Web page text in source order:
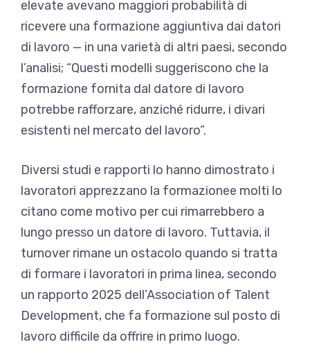
elevate avevano maggiori probabilità di
ricevere una formazione aggiuntiva dai datori
di lavoro — in una varietà di altri paesi, secondo
l’analisi; “Questi modelli suggeriscono che la
formazione fornita dal datore di lavoro
potrebbe rafforzare, anziché ridurre, i divari
esistenti nel mercato del lavoro”.
Diversi studi e rapporti lo hanno dimostrato i
lavoratori apprezzano la formazionee molti lo
citano come motivo per cui rimarrebbero a
lungo presso un datore di lavoro. Tuttavia, il
turnover rimane un ostacolo quando si tratta
di formare i lavoratori in prima linea, secondo
un rapporto 2025 dell’Association of Talent
Development, che fa formazione sul posto di
lavoro difficile da offrire in primo luogo.